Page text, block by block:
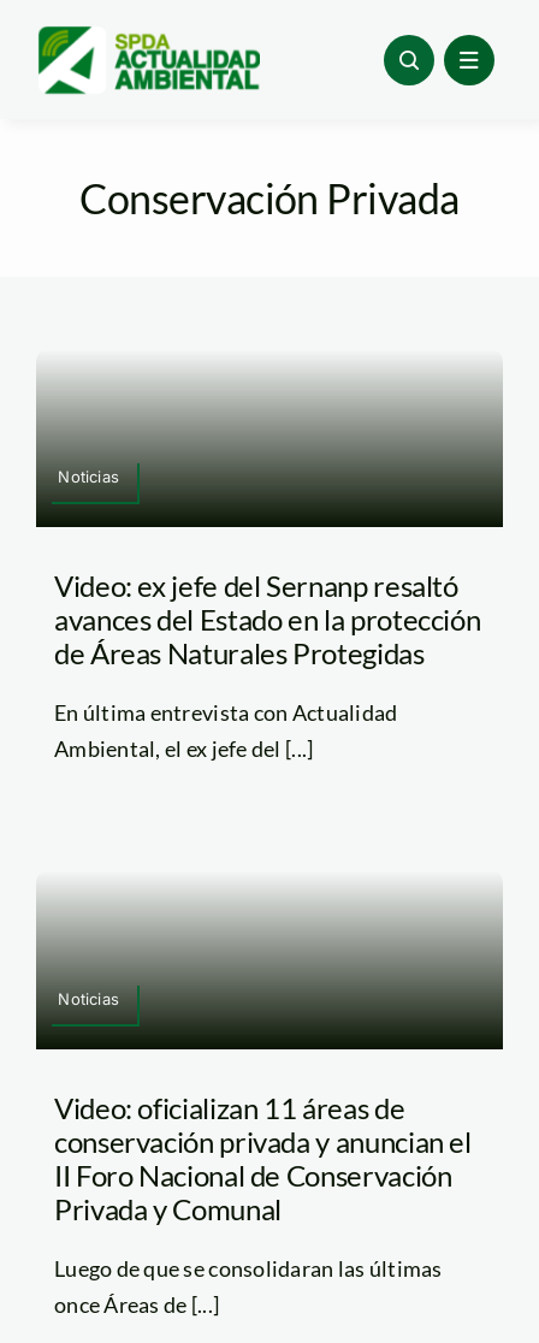
content
Conservación Privada
Noticias
Video: ex jefe del Sernanp resaltó
avances del Estado en la protección
de Áreas Naturales Protegidas
En última entrevista con Actualidad
Ambiental, el ex jefe del [...]
Noticias
Video: oficializan 11 áreas de
conservación privada y anuncian el
II Foro Nacional de Conservación
Privada y Comunal
Luego de que se consolidaran las últimas
once Áreas de [...]